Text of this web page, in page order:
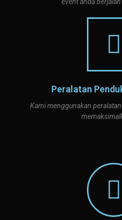
Peralatan
Kami menggunakan